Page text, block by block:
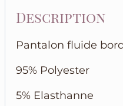
Description
Pantalon fluide
95% Polyester
5% Elasthanne